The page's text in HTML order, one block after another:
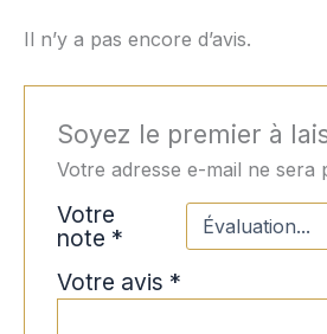
Il n’y a pas encore d’avis.
Soyez le premier à
Votre adresse e-mail ne sera
Votre
note *
Votre avis *